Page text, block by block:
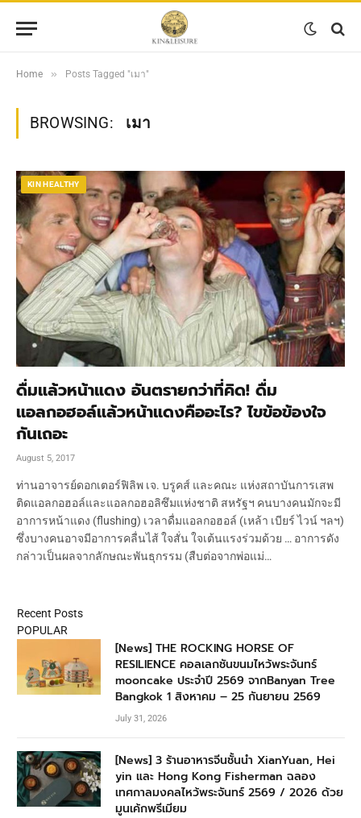
Home » Posts Tagged "เมา"
BROWSING: เมา
KIN HEALTHY
ดื่มแล้วหน้าแดง อันตรายกว่าที่คิด! ดื่ม
แอลกอฮอล์แล้วหน้าแดงคืออะไร? ไขข้อข้องใจ
กันเถอะ
August 5, 2017
ท่านอาจารย์ดอกเตอร์ฟิลิพ เจ. บรูคส์ และคณะ แห่งสถาบันการเสพ
ติดแอลกอฮอล์และแอลกอฮอลิซึมแห่งชาติ สหรัฐฯ คนบางคนมักจะมี
อาการหน้าแดง (flushing) เวลาดื่มแอลกอฮอล์ (เหล้า เบียร์ ไวน์ ฯลฯ)
ซึ่งบางคนอาจมีอาการคลื่นไส้ ใจสั่น ใจเต้นแรงร่วมด้วย … อาการดัง
กล่าวเป็นผลจากลักษณะพันธุกรรม (สืบต่อจากพ่อแม่…
Recent Posts
POPULAR
[News] THE ROCKING HORSE OF
RESILIENCE คอลเลกชันขนมไหว้พระจันทร์
mooncake ประจำปี 2569 จากBanyan Tree
Bangkok 1 สิงหาคม – 25 กันยายน 2569
July 31, 2026
[News] 3 ร้านอาหารจีนชั้นนำ XianYuan, Hei
yin และ Hong Kong Fisherman ฉลอง
เทศกาลมงคลไหว้พระจันทร์ 2569 / 2026 ด้วย
มูนเค้กพรีเมียม